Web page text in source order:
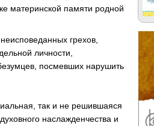
материнской памяти родной
грехов,
личности,
посмевших нарушить
так и не решившаяся
наслажденчества и